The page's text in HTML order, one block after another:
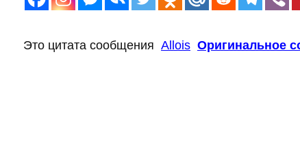
Это цитата сообщения Allois Оригинальное